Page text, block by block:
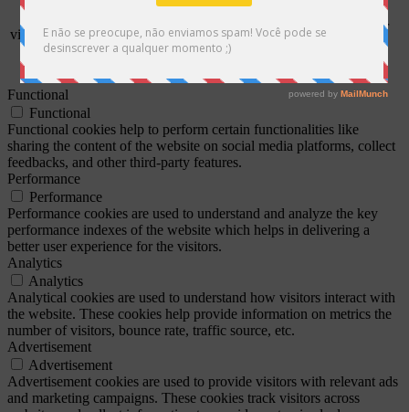
viewed_cookie_policy
11
months
Cookie Consent plugin and is
used to store whether or not user
has consented to the use of
cookies. It does not store any
personal data.
Functional
Functional
Functional cookies help to perform certain functionalities like
sharing the content of the website on social media platforms, collect
feedbacks, and other third-party features.
Performance
Performance
Performance cookies are used to understand and analyze the key
performance indexes of the website which helps in delivering a
better user experience for the visitors.
Analytics
Analytics
Analytical cookies are used to understand how visitors interact with
the website. These cookies help provide information on metrics the
number of visitors, bounce rate, traffic source, etc.
Advertisement
Advertisement
Advertisement cookies are used to provide visitors with relevant ads
and marketing campaigns. These cookies track visitors across